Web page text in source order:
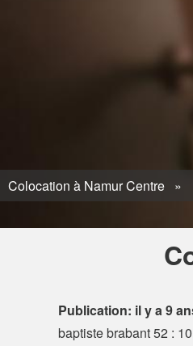
Colocation à Namur Centre
Publication: il y a 9
baptiste brabant 52 :